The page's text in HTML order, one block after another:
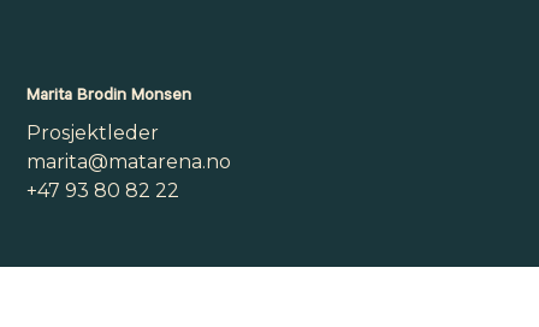
Marita Brodin Monsen
Prosjektleder
marita@matarena.no
+47 93 80 82 22